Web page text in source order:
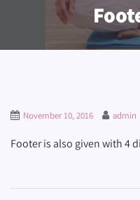
November 10, 2016 admin
Footer is also given with 4